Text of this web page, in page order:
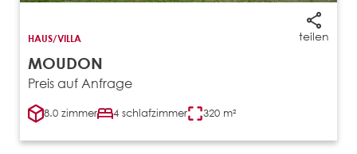
teilen
HAUS/VILLA
MOUDON
Preis auf Anfrage
8.0 zimmer 4 schlafzimmer 320 m²